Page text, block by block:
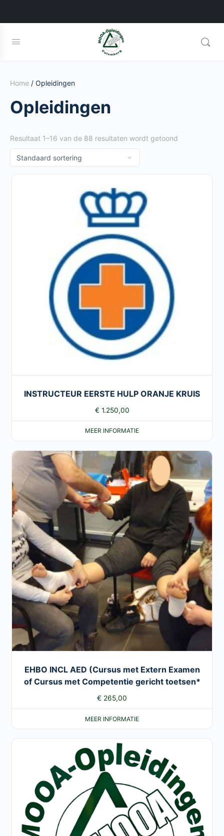
Home / Opleidingen
Opleidingen
Resultaat 1–16 van de 88 resultaten wordt getoond
INSTRUCTEUR EERSTE HULP ORANJE KRUIS
€ 1.250,00
MEER INFORMATIE
EHBO INCL AED (Cursus met Extern Examen
of Cursus met Competentie gericht toetsen*
€ 265,00
MEER INFORMATIE